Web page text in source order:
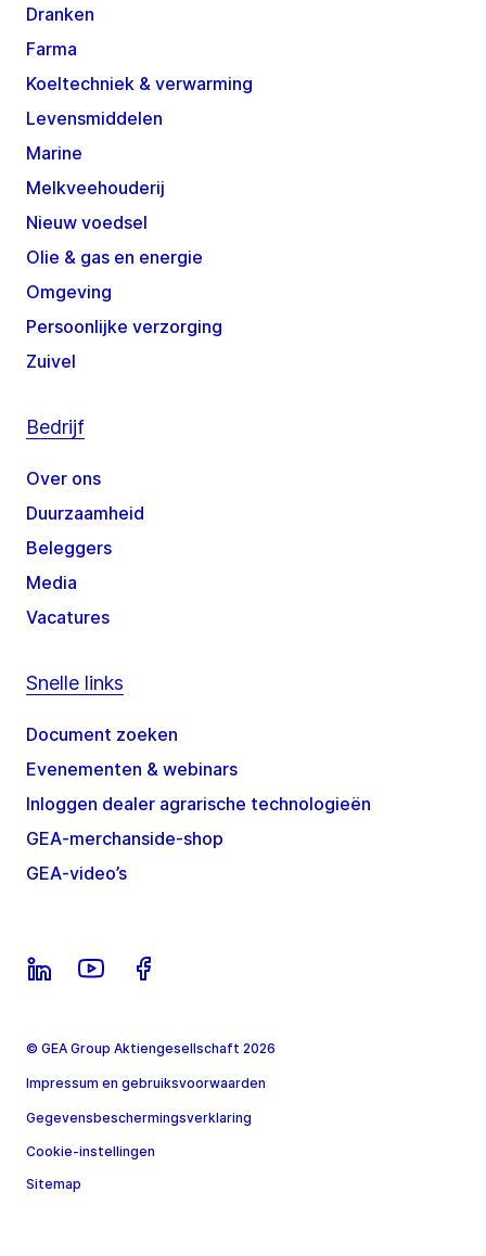
Dranken
Farma
Koeltechniek & verwarming
Levensmiddelen
Marine
Melkveehouderij
Nieuw voedsel
Olie & gas en energie
Omgeving
Persoonlijke verzorging
Zuivel
Bedrijf
Over ons
Duurzaamheid
Beleggers
Media
Vacatures
Snelle links
Document zoeken
Evenementen & webinars
Inloggen dealer agrarische technologieën
GEA-merchanside-shop
GEA-video’s
© GEA Group Aktiengesellschaft 2026
Impressum en gebruiksvoorwaarden
Gegevensbeschermingsverklaring
Cookie-instellingen
Sitemap